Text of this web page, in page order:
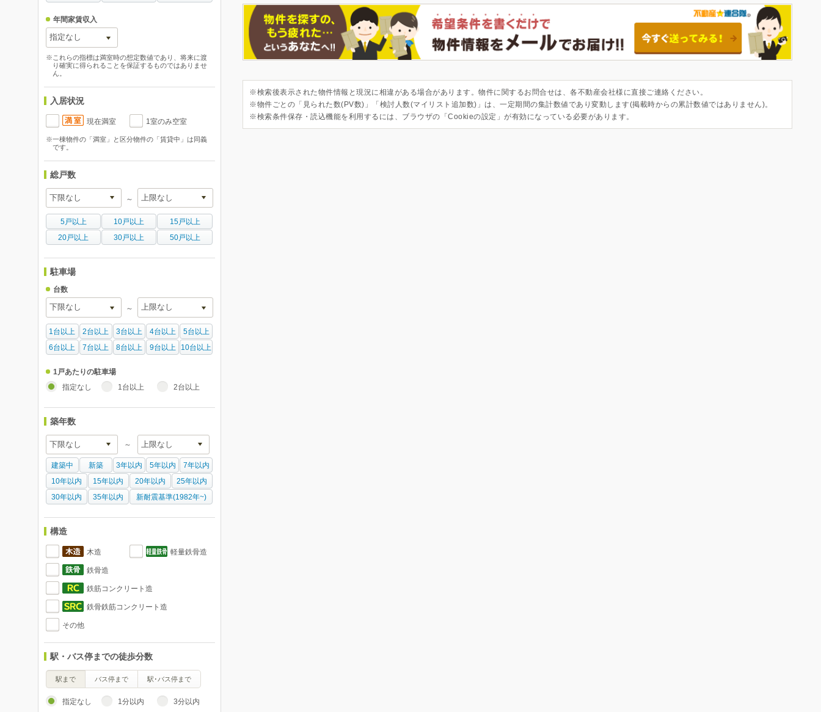
年間家賃収入
※これらの指標は満室時の想定数値であり、将来に渡
り確実に得られることを保証するものではありませ
ん。
入居状況
現在満室 1室のみ空室
※一棟物件の「満室」と区分物件の「賃貸中」は同義
です。
総戸数
～
5戸以上 10戸以上
15戸以上
20戸以上
30戸以上 50戸以上
駐車場
台数
～
1台以上 2台以上 3台以上 4台以上
5台以上
6台以上
7台以上 8台以上 9台以上 10台以上
1戸あたりの駐車場
指定なし 1台以上 2台以上
築年数
～
建築中 新築 3年以内 5年以内
7年以内
10年以内
15年以内 20年以内
25年以内
30年以内
35年以内 新耐震基準(1982年~)
構造
木造 軽量鉄骨造
鉄骨造
鉄筋コンクリート造
鉄骨鉄筋コンクリート造
その他
駅・バス停までの徒歩分数
駅まで バス停まで 駅･バス停まで
指定なし 1分以内 3分以内
※検索後表示された物件情報と現況に相違がある場合があります。物件に関するお問合せは、各不動産会社様に直接ご連絡ください。
※物件ごとの「見られた数(PV数)」「検討人数(マイリスト追加数)」は、一定期間の集計数値であり変動します(掲載時からの累計数値ではありません)。
※検索条件保存・読込機能を利用するには、ブラウザの「Cookieの設定」が有効になっている必要があります。